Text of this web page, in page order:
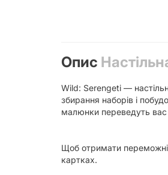
Опис
Wild: Serengeti —
збирання наборів і
малюнки переведуть вас
Щоб отримати
картках.